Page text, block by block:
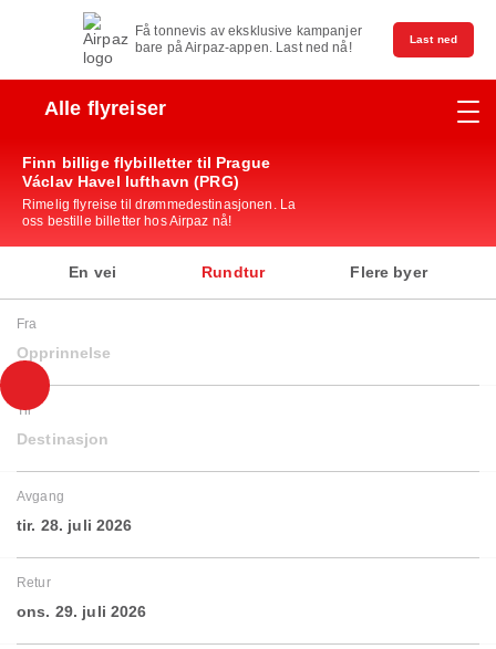
Få tonnevis av eksklusive kampanjer
bare på Airpaz-appen. Last ned nå!
Last ned
Alle flyreiser
Finn billige flybilletter til Prague
Václav Havel lufthavn (PRG)
Rimelig flyreise til drømmedestinasjonen. La
oss bestille billetter hos Airpaz nå!
En vei Rundtur Flere byer
Fra
Opprinnelse
Til
Destinasjon
Avgang
tir. 28. juli 2026
Retur
ons. 29. juli 2026